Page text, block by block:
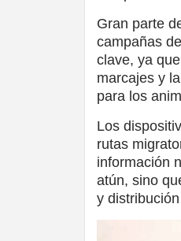
Gran parte
campañas
clave, ya
marcajes y
para los
Los
rutas
información
atún, sino
y